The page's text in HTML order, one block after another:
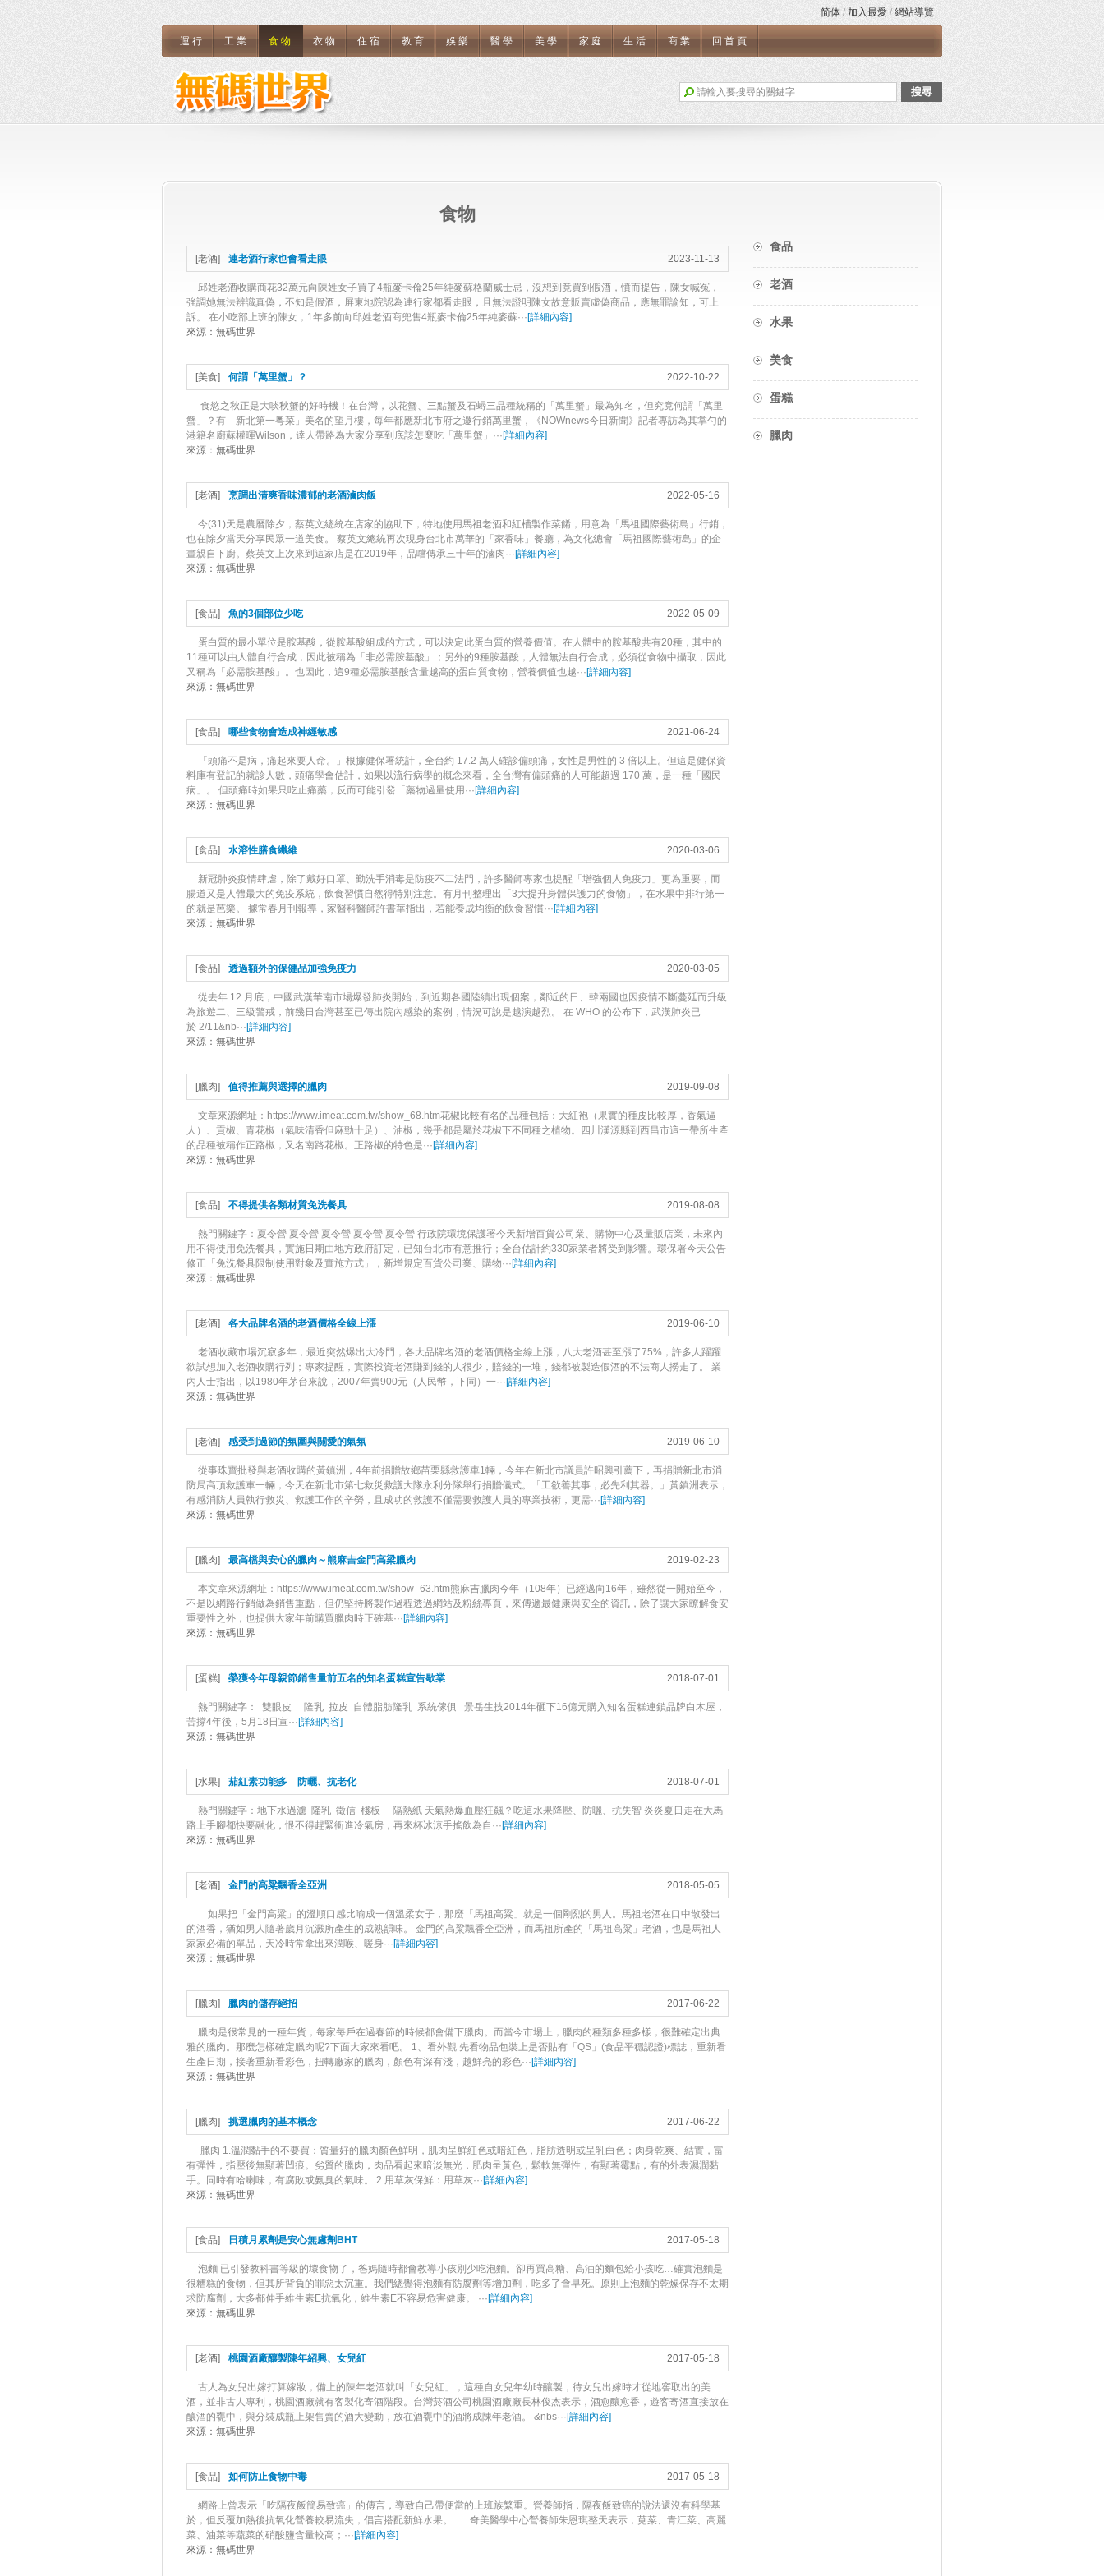
简体 / 加入最愛 /網站導覽
運行 工業 食物 衣物 住宿 教育 娛樂 醫學 美學 家庭 生活 商業 回首頁
搜尋
食物
2023-11-13
[老酒] 連老酒行家也會看走眼
邱姓老酒收購商花32萬元向陳姓女子買了4瓶麥卡倫25年純麥蘇格蘭威士忌，沒想到竟買到假酒，憤而提告，陳女喊冤，
強調她無法辨識真偽，不知是假酒，屏東地院認為連行家都看走眼，且無法證明陳女故意販賣虛偽商品，應無罪諭知，可上
訴。 在小吃部上班的陳女，1年多前向邱姓老酒商兜售4瓶麥卡倫25年純麥蘇···[詳細內容]
來源： 無碼世界
2022-10-22
[美食] 何謂「萬里蟹」？
食慾之秋正是大啖秋蟹的好時機！在台灣，以花蟹、三點蟹及石蟳三品種統稱的「萬里蟹」最為知名，但究竟何謂「萬里
蟹」？有「新北第一粵菜」美名的望月樓，每年都應新北市府之邀行銷萬里蟹，《NOWnews今日新聞》記者專訪為其掌勺的
港籍名廚蘇權暉Wilson，達人帶路為大家分享到底該怎麼吃「萬里蟹」···[詳細內容]
來源： 無碼世界
2022-05-16
[老酒] 烹調出清爽香味濃郁的老酒滷肉飯
今(31)天是農曆除夕，蔡英文總統在店家的協助下，特地使用馬祖老酒和紅槽製作菜餚，用意為「馬祖國際藝術島」行銷，
也在除夕當天分享民眾一道美食。 蔡英文總統再次現身台北市萬華的「家香味」餐廳，為文化總會「馬祖國際藝術島」的企
畫親自下廚。蔡英文上次來到這家店是在2019年，品嚐傳承三十年的滷肉···[詳細內容]
來源： 無碼世界
2022-05-09
[食品] 魚的3個部位少吃
蛋白質的最小單位是胺基酸，從胺基酸組成的方式，可以決定此蛋白質的營養價值。在人體中的胺基酸共有20種，其中的
11種可以由人體自行合成，因此被稱為「非必需胺基酸」；另外的9種胺基酸，人體無法自行合成，必須從食物中攝取，因此
又稱為「必需胺基酸」。也因此，這9種必需胺基酸含量越高的蛋白質食物，營養價值也越···[詳細內容]
來源： 無碼世界
2021-06-24
[食品] 哪些食物會造成神經敏感
「頭痛不是病，痛起來要人命。」根據健保署統計，全台約 17.2 萬人確診偏頭痛，女性是男性的 3 倍以上。但這是健保資
料庫有登記的就診人數，頭痛學會估計，如果以流行病學的概念來看，全台灣有偏頭痛的人可能超過 170 萬，是一種「國民
病」。 但頭痛時如果只吃止痛藥，反而可能引發「藥物過量使用···[詳細內容]
來源： 無碼世界
2020-03-06
[食品] 水溶性膳食纖維
新冠肺炎疫情肆虐，除了戴好口罩、勤洗手消毒是防疫不二法門，許多醫師專家也提醒「增強個人免疫力」更為重要，而
腸道又是人體最大的免疫系統，飲食習慣自然得特別注意。有月刊整理出「3大提升身體保護力的食物」，在水果中排行第一
的就是芭樂。 據常春月刊報導，家醫科醫師許書華指出，若能養成均衡的飲食習慣···[詳細內容]
來源： 無碼世界
2020-03-05
[食品] 透過額外的保健品加強免疫力
從去年 12 月底，中國武漢華南市場爆發肺炎開始，到近期各國陸續出現個案，鄰近的日、韓兩國也因疫情不斷蔓延而升級
為旅遊二、三級警戒，前幾日台灣甚至已傳出院內感染的案例，情況可說是越演越烈。 在 WHO 的公布下，武漢肺炎已
於 2/11&nb···[詳細內容]
來源： 無碼世界
2019-09-08
[臘肉] 值得推薦與選擇的臘肉
文章來源網址：https://www.imeat.com.tw/show_68.htm花椒比較有名的品種包括：大紅袍（果實的種皮比較厚，香氣逼
人）、貢椒、青花椒（氣味清香但麻勁十足）、油椒，幾乎都是屬於花椒下不同種之植物。四川漢源縣到西昌市這一帶所生產
的品種被稱作正路椒，又名南路花椒。正路椒的特色是···[詳細內容]
來源： 無碼世界
2019-08-08
[食品] 不得提供各類材質免洗餐具
熱門關鍵字：夏令營 夏令營 夏令營 夏令營 夏令營 行政院環境保護署今天新增百貨公司業、購物中心及量販店業，未來內
用不得使用免洗餐具，實施日期由地方政府訂定，已知台北市有意推行；全台估計約330家業者將受到影響。環保署今天公告
修正「免洗餐具限制使用對象及實施方式」，新增規定百貨公司業、購物···[詳細內容]
來源： 無碼世界
2019-06-10
[老酒] 各大品牌名酒的老酒價格全線上漲
老酒收藏市場沉寂多年，最近突然爆出大冷門，各大品牌名酒的老酒價格全線上漲，八大老酒甚至漲了75%，許多人躍躍
欲試想加入老酒收購行列；專家提醒，實際投資老酒賺到錢的人很少，賠錢的一堆，錢都被製造假酒的不法商人撈走了。 業
內人士指出，以1980年茅台來說，2007年賣900元（人民幣，下同）一···[詳細內容]
來源： 無碼世界
2019-06-10
[老酒] 感受到過節的氛圍與關愛的氣氛
從事珠寶批發與老酒收購的黃鎮洲，4年前捐贈故鄉苗栗縣救護車1輛，今年在新北市議員許昭興引薦下，再捐贈新北市消
防局高頂救護車一輛，今天在新北市第七救災救護大隊永利分隊舉行捐贈儀式。「工欲善其事，必先利其器。」黃鎮洲表示，
有感消防人員執行救災、救護工作的辛勞，且成功的救護不僅需要救護人員的專業技術，更需···[詳細內容]
來源： 無碼世界
2019-02-23
[臘肉] 最高檔與安心的臘肉～熊麻吉金門高梁臘肉
本文章來源網址：https://www.imeat.com.tw/show_63.htm熊麻吉臘肉今年（108年）已經邁向16年，雖然從一開始至今，
不是以網路行銷做為銷售重點，但仍堅持將製作過程透過網站及粉絲專頁，來傳遞最健康與安全的資訊，除了讓大家瞭解食安
重要性之外，也提供大家年前購買臘肉時正確基···[詳細內容]
來源： 無碼世界
2018-07-01
[蛋糕] 榮獲今年母親節銷售量前五名的知名蛋糕宣告歇業
熱門關鍵字： 雙眼皮 隆乳 拉皮 自體脂肪隆乳 系統傢俱 景岳生技2014年砸下16億元購入知名蛋糕連鎖品牌白木屋，
苦撐4年後，5月18日宣···[詳細內容]
來源： 無碼世界
2018-07-01
[水果] 茄紅素功能多 防曬、抗老化
​ 熱門關鍵字：地下水過濾 隆乳 徵信 棧板 隔熱紙 天氣熱爆血壓狂飆？吃這水果降壓、防曬、抗失智 炎炎夏日走在大馬
路上手腳都快要融化，恨不得趕緊衝進冷氣房，再來杯冰涼手搖飲為自···[詳細內容]
來源： 無碼世界
2018-05-05
[老酒] 金門的高粱飄香全亞洲
如果把「金門高粱」的溫順口感比喻成一個溫柔女子，那麼「馬祖高粱」就是一個剛烈的男人。馬祖老酒在口中散發出
的酒香，猶如男人隨著歲月沉澱所產生的成熟韻味。 金門的高粱飄香全亞洲，而馬祖所產的「馬祖高粱」老酒，也是馬祖人
家家必備的單品，天冷時常拿出來潤喉、暖身···[詳細內容]
來源： 無碼世界
2017-06-22
[臘肉] 臘肉的儲存絕招
臘肉是很常見的一種年貨，每家每戶在過春節的時候都會備下臘肉。而當今市場上，臘肉的種類多種多樣，很難確定出典
雅的臘肉。那麼怎樣確定臘肉呢?下面大家來看吧。 1、看外觀 先看物品包裝上是否貼有「QS」(食品平穩認證)標誌，重新看
生產日期，接著重新看彩色，扭轉廠家的臘肉，顏色有深有淺，越鮮亮的彩色···[詳細內容]
來源： 無碼世界
2017-06-22
[臘肉] 挑選臘肉的基本概念
臘肉 1.溫潤黏手的不要買：質量好的臘肉顏色鮮明，肌肉呈鮮紅色或暗紅色，脂肪透明或呈乳白色；肉身乾爽、結實，富
有彈性，指壓後無顯著凹痕。劣質的臘肉，肉品看起來暗淡無光，肥肉呈黃色，鬆軟無彈性，有顯著霉點，有的外表濕潤黏
手。同時有哈喇味，有腐敗或氨臭的氣味。 2.用草灰保鮮：用草灰···[詳細內容]
來源： 無碼世界
2017-05-18
[食品] 日積月累劑是安心無慮劑BHT
泡麵 已引發教科書等級的壞食物了，爸媽隨時都會教導小孩別少吃泡麵。卻再買高糖、高油的麵包給小孩吃…確實泡麵是
很糟糕的食物，但其所背負的罪惡太沉重。我們總覺得泡麵有防腐劑等增加劑，吃多了會早死。原則上泡麵的乾燥保存不太期
求防腐劑，大多都伸手維生素E抗氧化，維生素E不容易危害健康。 ···[詳細內容]
來源： 無碼世界
2017-05-18
[老酒] 桃園酒廠釀製陳年紹興、女兒紅
古人為女兒出嫁打算嫁妝，備上的陳年老酒就叫「女兒紅」，這種自女兒年幼時釀製，待女兒出嫁時才從地窖取出的美
酒，並非古人專利，桃園酒廠就有客製化寄酒階段。台灣菸酒公司桃園酒廠廠長林俊杰表示，酒愈釀愈香，遊客寄酒直接放在
釀酒的甕中，與分裝成瓶上架售賣的酒大變動，放在酒甕中的酒將成陳年老酒。 &nbs···[詳細內容]
來源： 無碼世界
2017-05-18
[食品] 如何防止食物中毒
網路上曾表示「吃隔夜飯簡易致癌」的傳言，導致自己帶便當的上班族繁重。營養師指，隔夜飯致癌的說法還沒有科學基
於，但反覆加熱後抗氧化營養較易流失，倡言搭配新鮮水果。 奇美醫學中心營養師朱恩琪整天表示，莧菜、青江菜、高麗
菜、油菜等蔬菜的硝酸鹽含量較高；···[詳細內容]
來源： 無碼世界
食品
老酒
水果
美食
蛋糕
臘肉